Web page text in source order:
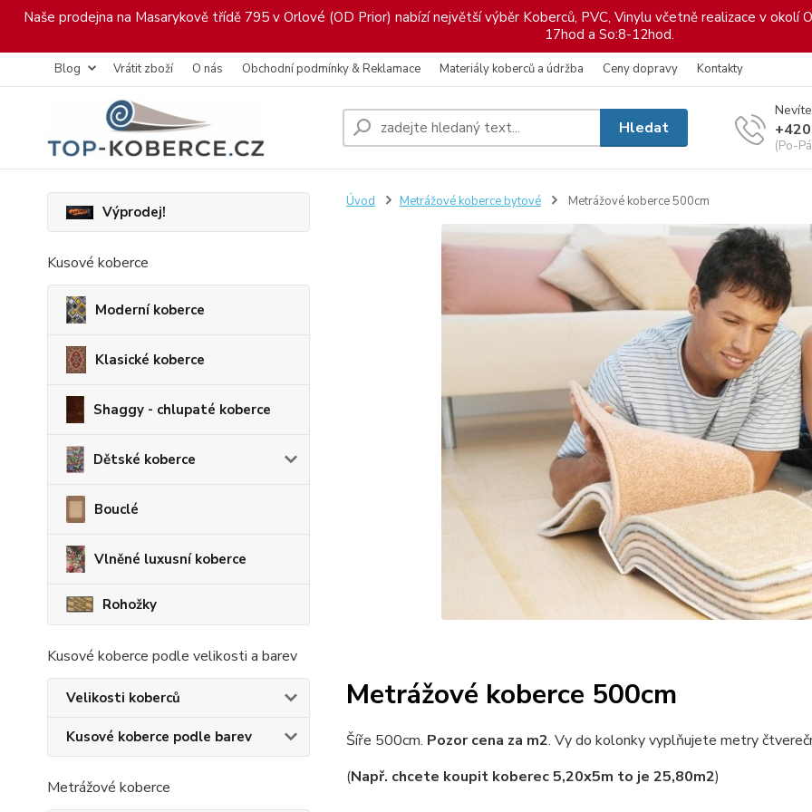
Naše prodejna na Masarykově třídě 795 v Orlové (OD Prior) nabízí největší výběr Koberců, PVC, Vinylu včetně realizace v okolí
17hod a So:8-12hod.
Blog Vrátit zboží O nás Obchodní podmínky & Reklamace Materiály koberců a údržba Ceny dopravy Kontakty
Hledat
(Po-
Výprodej!
Kusové koberce
Moderní koberce
Klasické koberce
Shaggy - chlupaté koberce
Dětské koberce
Bouclé
Vlněné luxusní koberce
Rohožky
Kusové koberce podle velikosti a barev
Velikosti koberců
Kusové koberce podle barev
Metrážové koberce
Úvod Metrážové koberce bytové Metrážové koberce 500cm
Metrážové koberce 500cm
Šíře 500cm. Pozor cena za m2. Vy do kolonky vyplňujete metry
(Např. chcete koupit koberec 5,20x5m to je 25,80m2)